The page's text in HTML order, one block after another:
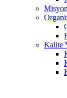
Kalite